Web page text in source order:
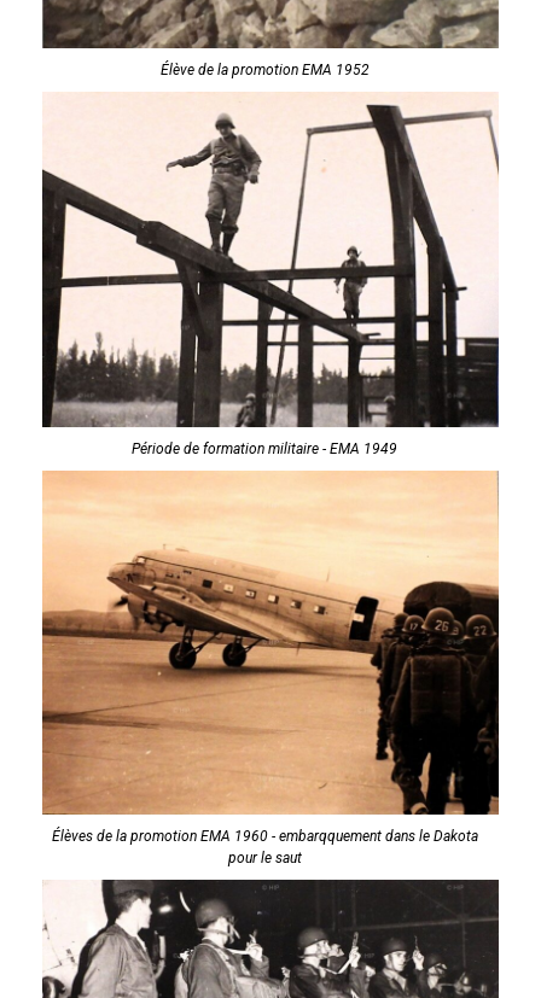
Élève de la promotion EMA 1952
Période de formation militaire - EMA 1949
Élèves de la promotion EMA 1960 - embarqquement dans le Dakota
pour le saut